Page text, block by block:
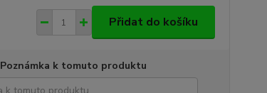
Přidat do košíku
Poznámka k tomuto produktu